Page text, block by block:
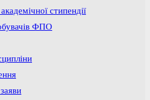
стипендії
ФПО